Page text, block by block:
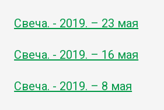
Свеча. - 2019. – 23 мая
Свеча. - 2019. – 16 мая
Свеча. - 2019. – 8 мая